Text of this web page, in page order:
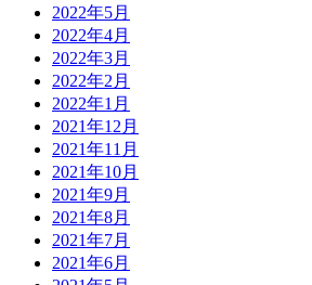
2022年5月
2022年4月
2022年3月
2022年2月
2022年1月
2021年12月
2021年11月
2021年10月
2021年9月
2021年8月
2021年7月
2021年6月